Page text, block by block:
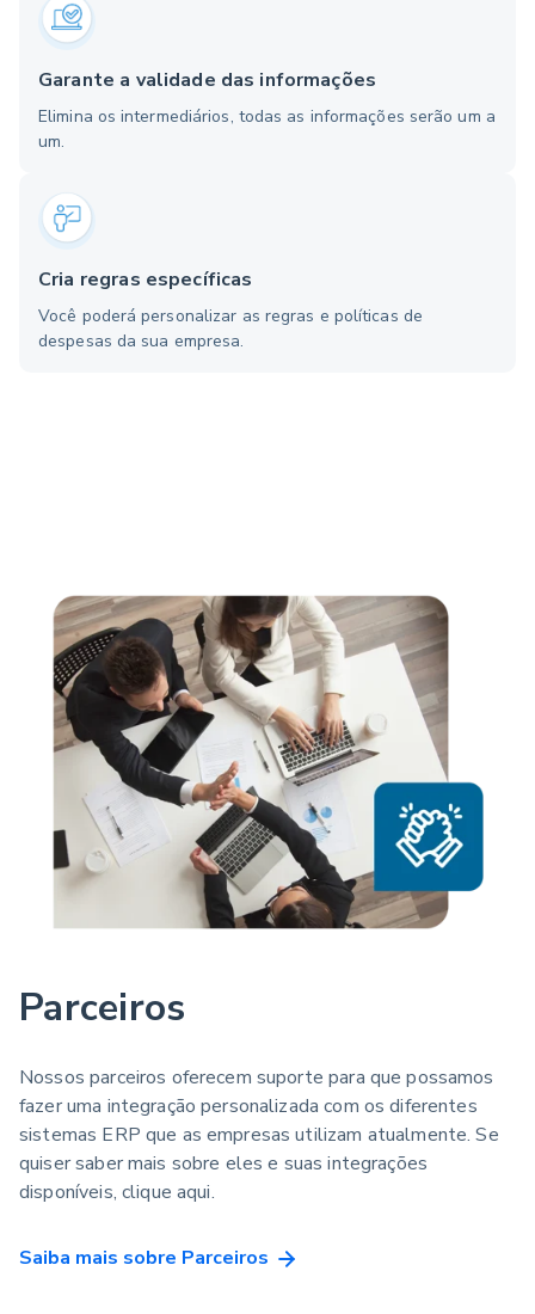
Garante a validade das informações
Elimina os intermediários, todas as informações serão um a
um.
Cria regras específicas
Você poderá personalizar as regras e políticas de
despesas da sua empresa.
Parceiros
Nossos parceiros oferecem suporte para que possamos
fazer uma integração personalizada com os diferentes
sistemas ERP que as empresas utilizam atualmente. Se
quiser saber mais sobre eles e suas integrações
disponíveis, clique aqui.
Saiba mais sobre Parceiros